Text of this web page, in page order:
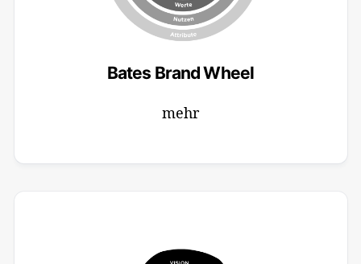
Bates Brand Wheel
mehr